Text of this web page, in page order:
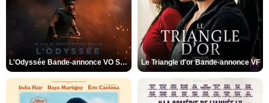
L'Odyssée Bande-annonce VO STFR Le Triangle d'or Bande-annonce VF